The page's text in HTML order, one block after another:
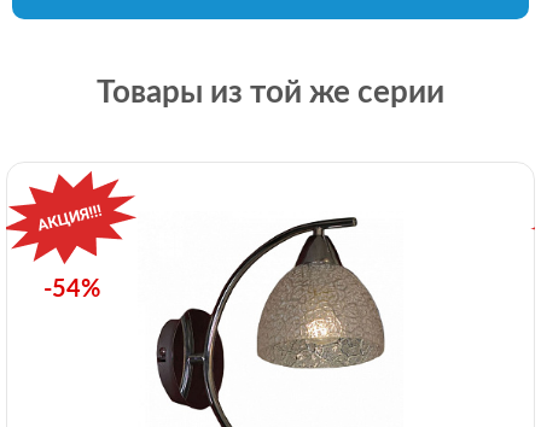
Товары из той же серии
-54%